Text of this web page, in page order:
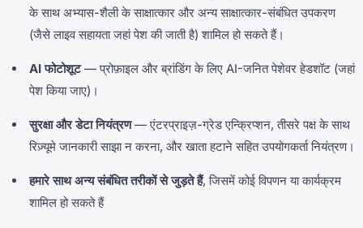
के साथ अभ्यास-शैली के साक्षात्कार और अन्य साक्षात्कार-संबंधित उपकरण
(जैसे लाइव सहायता जहां पेश की जाती है) शामिल हो सकते हैं।
AI फोटोशूट— प्रोफ़ाइल और ब्रांडिंग के लिए AI-जनित पेशेवर हेडशॉट (जहां
पेश किया जाए)।
सुरक्षा और डेटा नियंत्रण— एंटरप्राइज़-ग्रेड एन्क्रिप्शन, तीसरे पक्ष के साथ
रिज़्यूमे जानकारी साझा न करना, और खाता हटाने सहित उपयोगकर्ता नियंत्रण।
हमारे साथ अन्य संबंधित तरीकों से जुड़ते हैं, जिसमें कोई विपणन या कार्यक्रम
शामिल हो सकते हैं